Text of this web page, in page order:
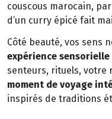
couscous marocain,
d’un curry épicé fait
Côté beauté, vos sens
expérience
senteurs, rituels, votre
moment de voyage
inspirés de traditions